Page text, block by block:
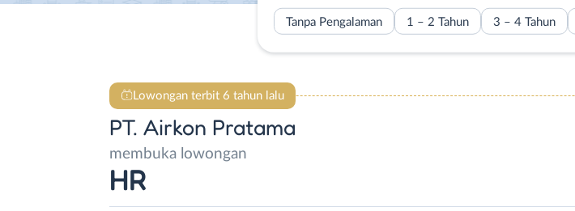
Tanpa Pengalaman 1 – 2 Tahun 3 – 4 Tahun
Lowongan terbit 6 tahun lalu
PT. Airkon Pratama
membuka lowongan
HR